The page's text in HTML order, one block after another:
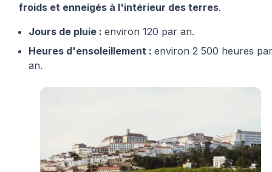
froids et enneigés à l'intérieur des terres.
Jours de pluie : environ 120 par an.
Heures d'ensoleillement : environ 2 500 heures par
an.